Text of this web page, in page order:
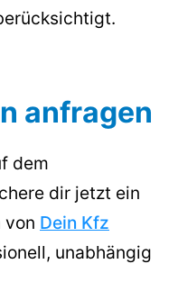
anfragen
dem
dir jetzt ein
von Dein Kfz
unabhängig